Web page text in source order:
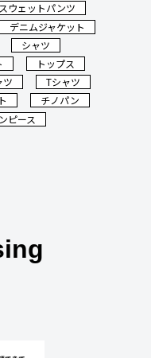
スウェットパンツ
デニムジャケット
シャツ
トップス
ツ
Tシャツ
チノパン
ピース